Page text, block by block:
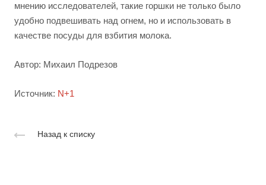
мнению исследователей, такие горшки не только было
удобно подвешивать над огнем, но и использовать в
качестве посуды для взбития молока.
Автор: Михаил Подрезов
Источник: N+1
Назад к списку